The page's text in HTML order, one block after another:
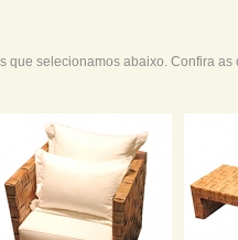
que selecionamos abaixo. Confira as